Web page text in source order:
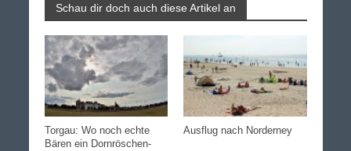
Schau dir doch auch diese Artikel an
Torgau: Wo noch echte
Bären ein Dornröschen-
Ausflug nach Norderney